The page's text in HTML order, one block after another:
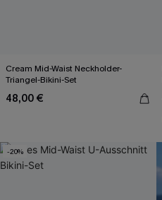
Cream Mid-Waist Neckholder-
Triangel-Bikini-Set
48,00 €
-20%